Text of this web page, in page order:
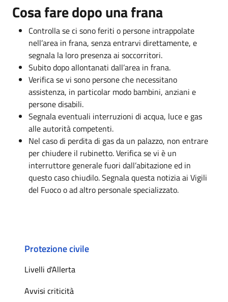
Cosa fare dopo una frana
Controlla se ci sono feriti o persone intrappolate
nell’area in frana, senza entrarvi direttamente, e
segnala la loro presenza ai soccorritori.
Subito dopo allontanati dall’area in frana.
Verifica se vi sono persone che necessitano
assistenza, in particolar modo bambini, anziani e
persone disabili.
Segnala eventuali interruzioni di acqua, luce e gas
alle autorità competenti.
Nel caso di perdita di gas da un palazzo, non entrare
per chiudere il rubinetto. Verifica se vi è un
interruttore generale fuori dall’abitazione ed in
questo caso chiudilo. Segnala questa notizia ai Vigili
del Fuoco o ad altro personale specializzato.
Protezione civile
Livelli d'Allerta
Avvisi criticità